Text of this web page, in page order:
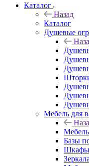
Каталог
Назад
Каталог
Душевые
Мебель для
Базы